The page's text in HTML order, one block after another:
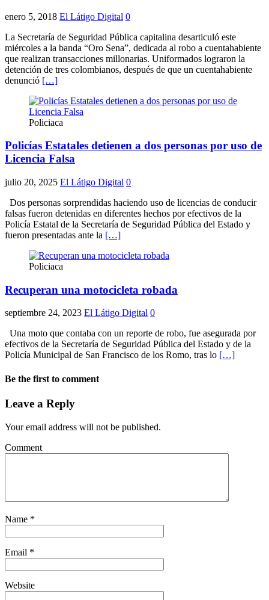
enero 5, 2018 El Látigo Digital 0
La Secretaría de Seguridad Pública capitalina desarticuló este
miércoles a la banda “Oro Sena”, dedicada al robo a cuentahabiente
que realizan transacciones millonarias. Uniformados lograron la
detención de tres colombianos, después de que un cuentahabiente
denunció […]
Policiaca
Policías Estatales detienen a dos personas por uso de
Licencia Falsa
julio 20, 2025 El Látigo Digital 0
Dos personas sorprendidas haciendo uso de licencias de conducir
falsas fueron detenidas en diferentes hechos por efectivos de la
Policía Estatal de la Secretaría de Seguridad Pública del Estado y
fueron presentadas ante la […]
Policiaca
Recuperan una motocicleta robada
septiembre 24, 2023 El Látigo Digital 0
Una moto que contaba con un reporte de robo, fue asegurada por
efectivos de la Secretaría de Seguridad Pública del Estado y de la
Policía Municipal de San Francisco de los Romo, tras lo […]
Be the first to comment
Leave a Reply
Your email address will not be published.
Comment
Name *
Email *
Website